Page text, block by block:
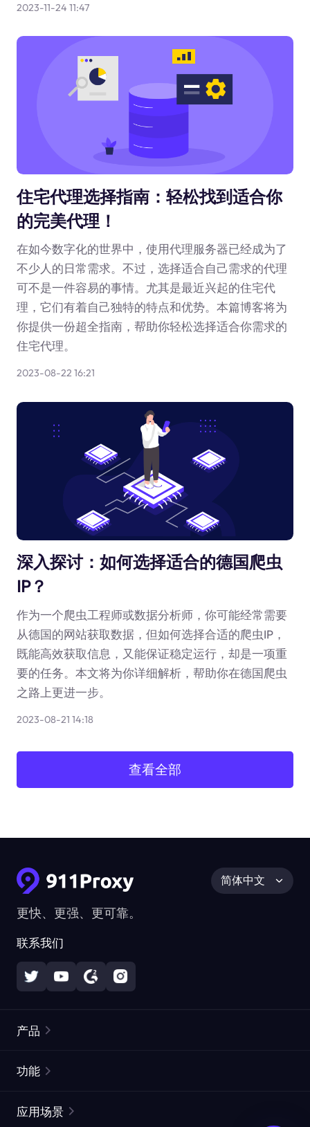
2023-11-24 11:47
住宅代理选择指南：轻松找到适合你
的完美代理！
在如今数字化的世界中，使用代理服务器已经成为了
不少人的日常需求。不过，选择适合自己需求的代理
可不是一件容易的事情。尤其是最近兴起的住宅代
理，它们有着自己独特的特点和优势。本篇博客将为
你提供一份超全指南，帮助你轻松选择适合你需求的
住宅代理。
2023-08-22 16:21
深入探讨：如何选择适合的德国爬虫
IP？
作为一个爬虫工程师或数据分析师，你可能经常需要
从德国的网站获取数据，但如何选择合适的爬虫IP，
既能高效获取信息，又能保证稳定运行，却是一项重
要的任务。本文将为你详细解析，帮助你在德国爬虫
之路上更进一步。
2023-08-21 14:18
查看全部
更快、更强、更可靠。
联系我们
简体中文
产品
静态住宅代理
功能
应用场景